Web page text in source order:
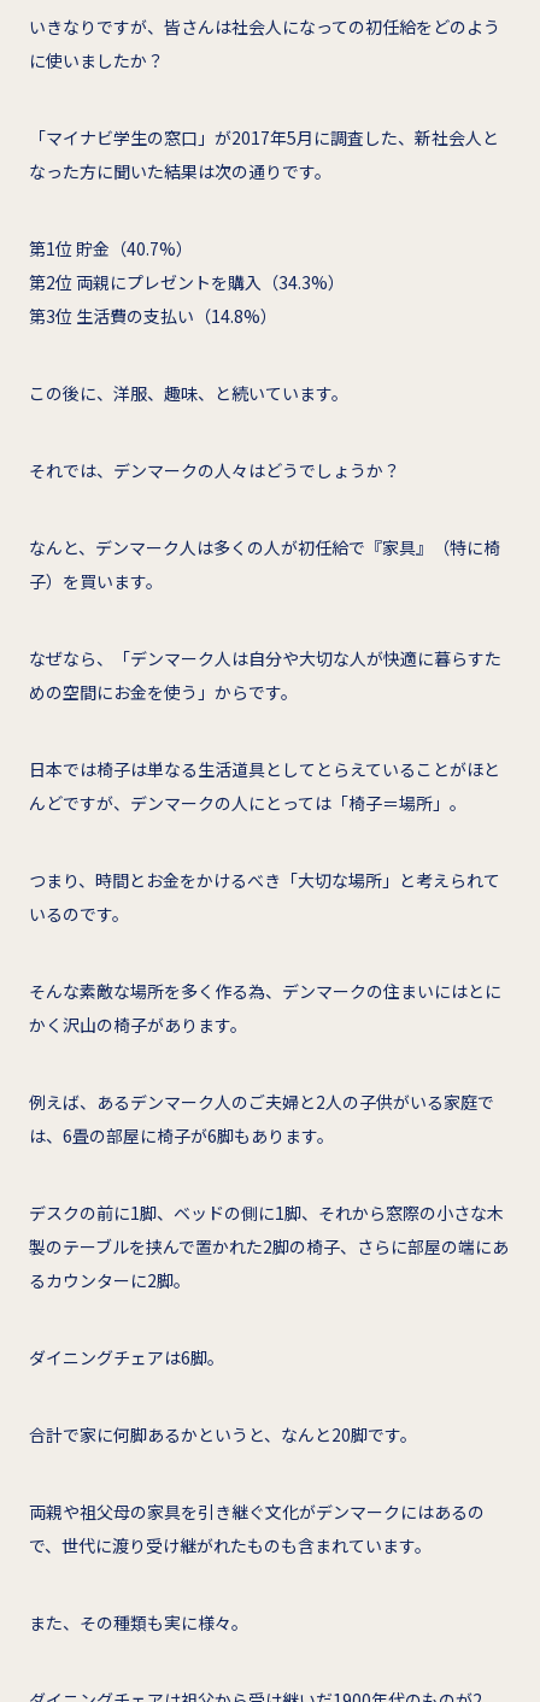
いきなりですが、皆さんは社会人になっての初任給をどのよう
に使いましたか？
「マイナビ学生の窓口」が2017年5月に調査した、新社会人と
なった方に聞いた結果は次の通りです。
第1位 貯金（40.7%）
第2位 両親にプレゼントを購入（34.3%）
第3位 生活費の支払い（14.8%）
この後に、洋服、趣味、と続いています。
それでは、デンマークの人々はどうでしょうか？
なんと、デンマーク人は多くの人が初任給で『家具』（特に椅
子）を買います。
なぜなら、「デンマーク人は自分や大切な人が快適に暮らすた
めの空間にお金を使う」からです。
日本では椅子は単なる生活道具としてとらえていることがほと
んどですが、デンマークの人にとっては「椅子＝場所」。
つまり、時間とお金をかけるべき「大切な場所」と考えられて
いるのです。
そんな素敵な場所を多く作る為、デンマークの住まいにはとに
かく沢山の椅子があります。
例えば、あるデンマーク人のご夫婦と2人の子供がいる家庭で
は、6畳の部屋に椅子が6脚もあります。
デスクの前に1脚、ベッドの側に1脚、それから窓際の小さな木
製のテーブルを挟んで置かれた2脚の椅子、さらに部屋の端にあ
るカウンターに2脚。
ダイニングチェアは6脚。
合計で家に何脚あるかというと、なんと20脚です。
両親や祖父母の家具を引き継ぐ文化がデンマークにはあるの
で、世代に渡り受け継がれたものも含まれています。
また、その種類も実に様々。